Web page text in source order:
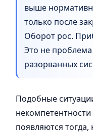
выше
только после
Оборот рос.
Это не
разорванных
Подобные
появляются